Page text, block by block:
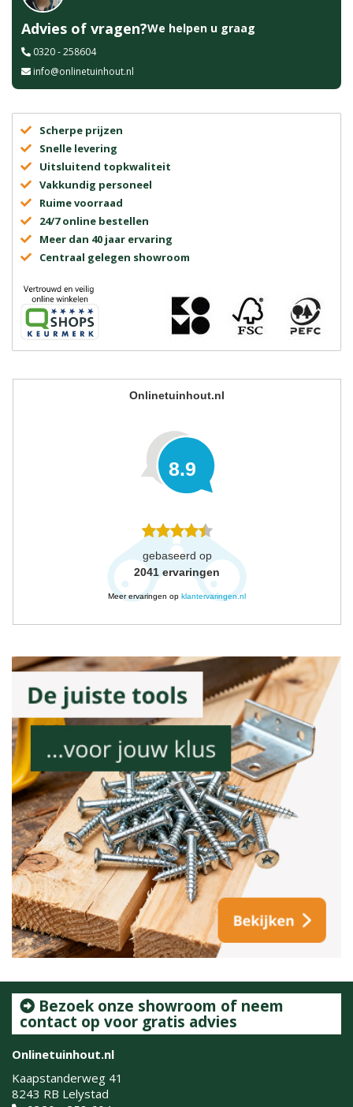
Advies of vragen?We helpen u graag
0320 - 258604
info@onlinetuinhout.nl
Scherpe prijzen
Snelle levering
Uitsluitend topkwaliteit
Vakkundig personeel
Ruime voorraad
24/7 online bestellen
Meer dan 40 jaar ervaring
Centraal gelegen showroom
Onlinetuinhout.nl
8.9
gebaseerd op
2041 ervaringen
Meer ervaringen op klantervaringen.nl
Bezoek onze showroom of neem
contact op voor gratis advies
Onlinetuinhout.nl
Kaapstanderweg 41
8243 RB Lelystad